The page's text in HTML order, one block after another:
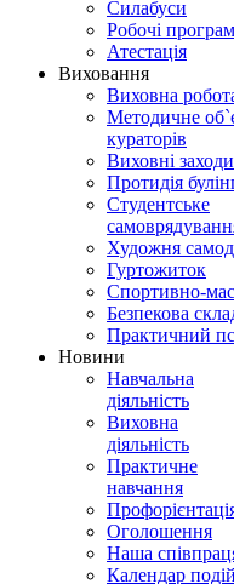
Силабуси
Робочі
Атестація
Виховання
Виховна
Методичне
кураторів
Виховні заходи
Протидія
Студентське
Художня
Гуртожиток
Спортивно-
Безпекова
Практичний
Новини
Навчальна
діяльність
Виховна
діяльність
Практичне
навчання
Оголошення
Наша
Календар подій